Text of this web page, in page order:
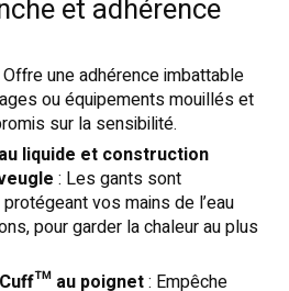
et adhérence
Offre une adhérence imbattable
ou équipements mouillés et
sur la sensibilité.
liquide et construction
: Les gants sont
vos mains de l’eau
pour garder la chaleur au plus
au poignet: Empêche